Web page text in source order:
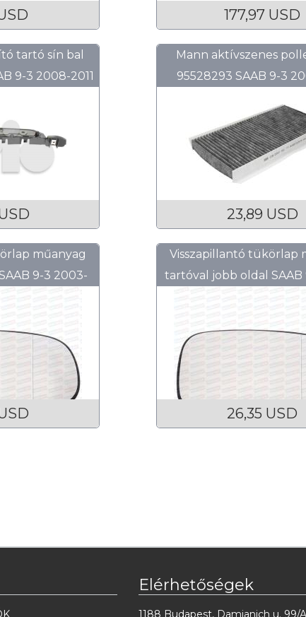
177,97 USD
tartó sín bal
9-3 2008-2011
Mann aktívszenes
95528293 SAAB 9-3
23,89 USD
műanyag
9-3 2003-
Visszapillantó tükörlap
tartóval jobb oldal SAAB
26,35 USD
Elérhetőségek
1188 Budapest, Damjanich u. 99/A